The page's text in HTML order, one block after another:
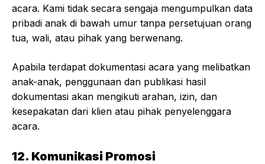
acara. Kami tidak secara sengaja mengumpulkan data
pribadi anak di bawah umur tanpa persetujuan orang
tua, wali, atau pihak yang berwenang.
Apabila terdapat dokumentasi acara yang melibatkan
anak-anak, penggunaan dan publikasi hasil
dokumentasi akan mengikuti arahan, izin, dan
kesepakatan dari klien atau pihak penyelenggara
acara.
12. Komunikasi Promosi